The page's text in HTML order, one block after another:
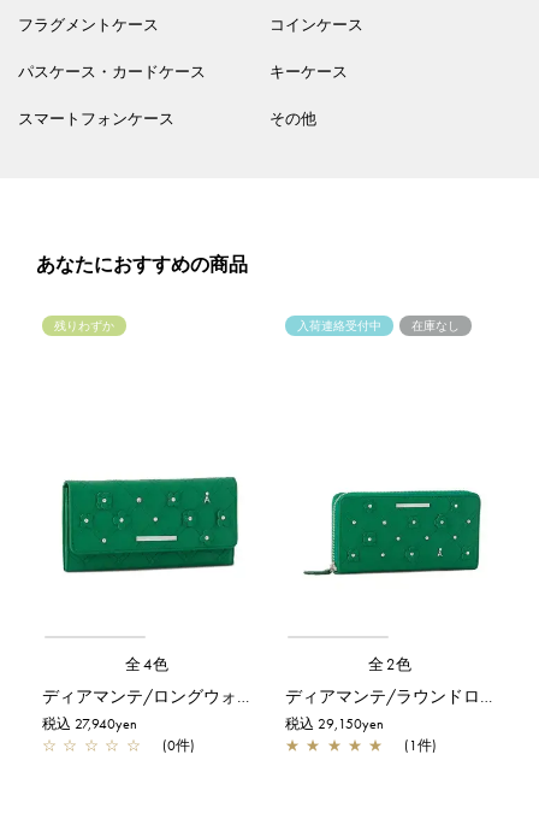
フラグメントケース コインケース
パスケース・カードケース キーケース
スマートフォンケース その他
あなたにおすすめの商品
残りわずか
全4色
ディアマンテ/ロングウォレット/グリーン
税込 27,940yen
☆ ☆ ☆ ☆ ☆ (0件)
入荷連絡受付中 在庫なし
全2色
ディアマンテ/ラウンドロングウォレット/グリーン
税込 29,150yen
★ ★ ★ ★ ★ (1件)